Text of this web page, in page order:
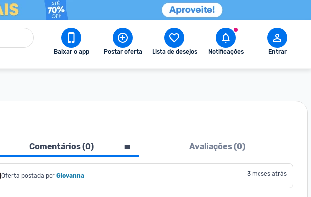
Baixar o app Postar oferta Lista de desejos Notificações Entrar
Comentários (0) Avaliações (0)
Oferta postada por Giovanna 3 meses atrás